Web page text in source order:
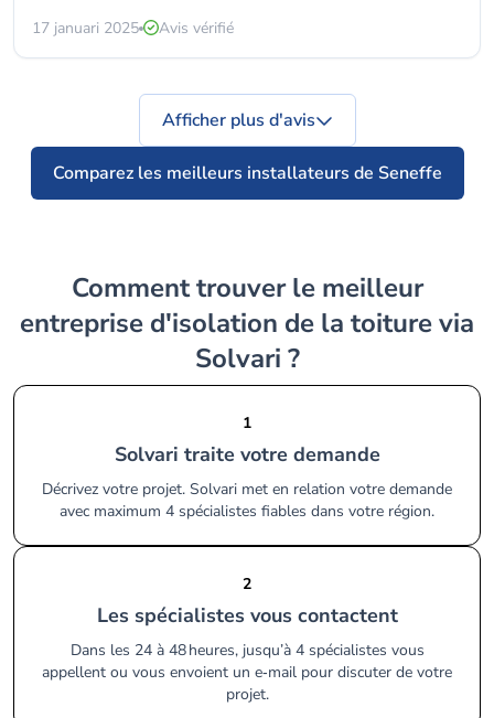
17 januari 2025 Avis vérifié
Comparez les meilleurs installateurs de Seneffe
Afficher plus d'avis
Comment trouver le meilleur
entreprise d'isolation de la toiture via
Solvari ?
1
Solvari traite votre demande
Décrivez votre projet. Solvari met en relation votre demande
avec maximum 4 spécialistes fiables dans votre région.
2
Les spécialistes vous contactent
Dans les 24 à 48 heures, jusqu’à 4 spécialistes vous
appellent ou vous envoient un e‑mail pour discuter de votre
projet.